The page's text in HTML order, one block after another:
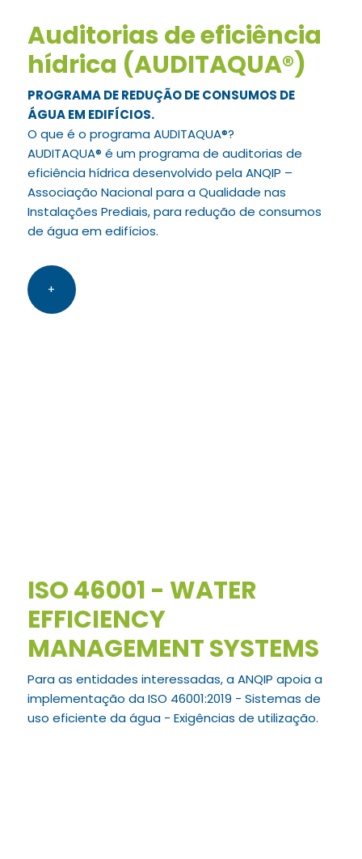
Auditorias de eficiência
hídrica (AUDITAQUA®)
PROGRAMA DE REDUÇÃO DE CONSUMOS DE
ÁGUA EM EDIFÍCIOS.
O que é o programa AUDITAQUA®?
AUDITAQUA® é um programa de auditorias de
eficiência hídrica desenvolvido pela ANQIP –
Associação Nacional para a Qualidade nas
Instalações Prediais, para redução de consumos
de água em edifícios.
+
ISO 46001 - WATER
EFFICIENCY
MANAGEMENT SYSTEMS
Para as entidades interessadas, a ANQIP apoia a
implementação da ISO 46001:2019 - Sistemas de
uso eficiente da água - Exigências de utilização.